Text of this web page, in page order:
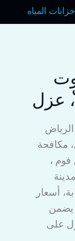
المياه
عزل
مكافحة
،
أسعار
يضمن
على